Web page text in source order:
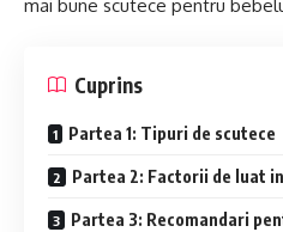
mai bune scutece pentru
Cuprins
Partea 1: Tipuri de scutece
Partea 2: Factorii de luat
Partea 3: Recomandari